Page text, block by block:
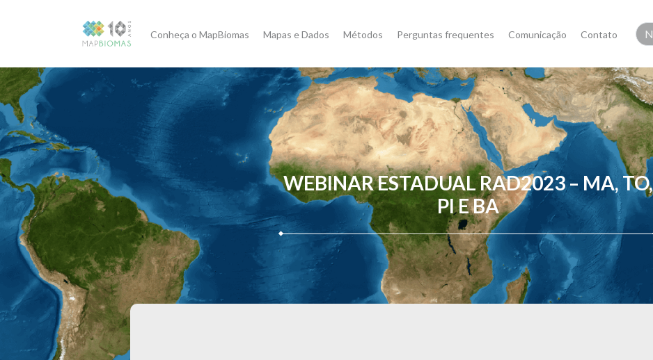
Conheça o MapBiomas Mapas e Dados Métodos Perguntas frequentes Comunicação Contato
WEBINAR ESTADUAL RAD2023 – MA, TO,
PI E BA